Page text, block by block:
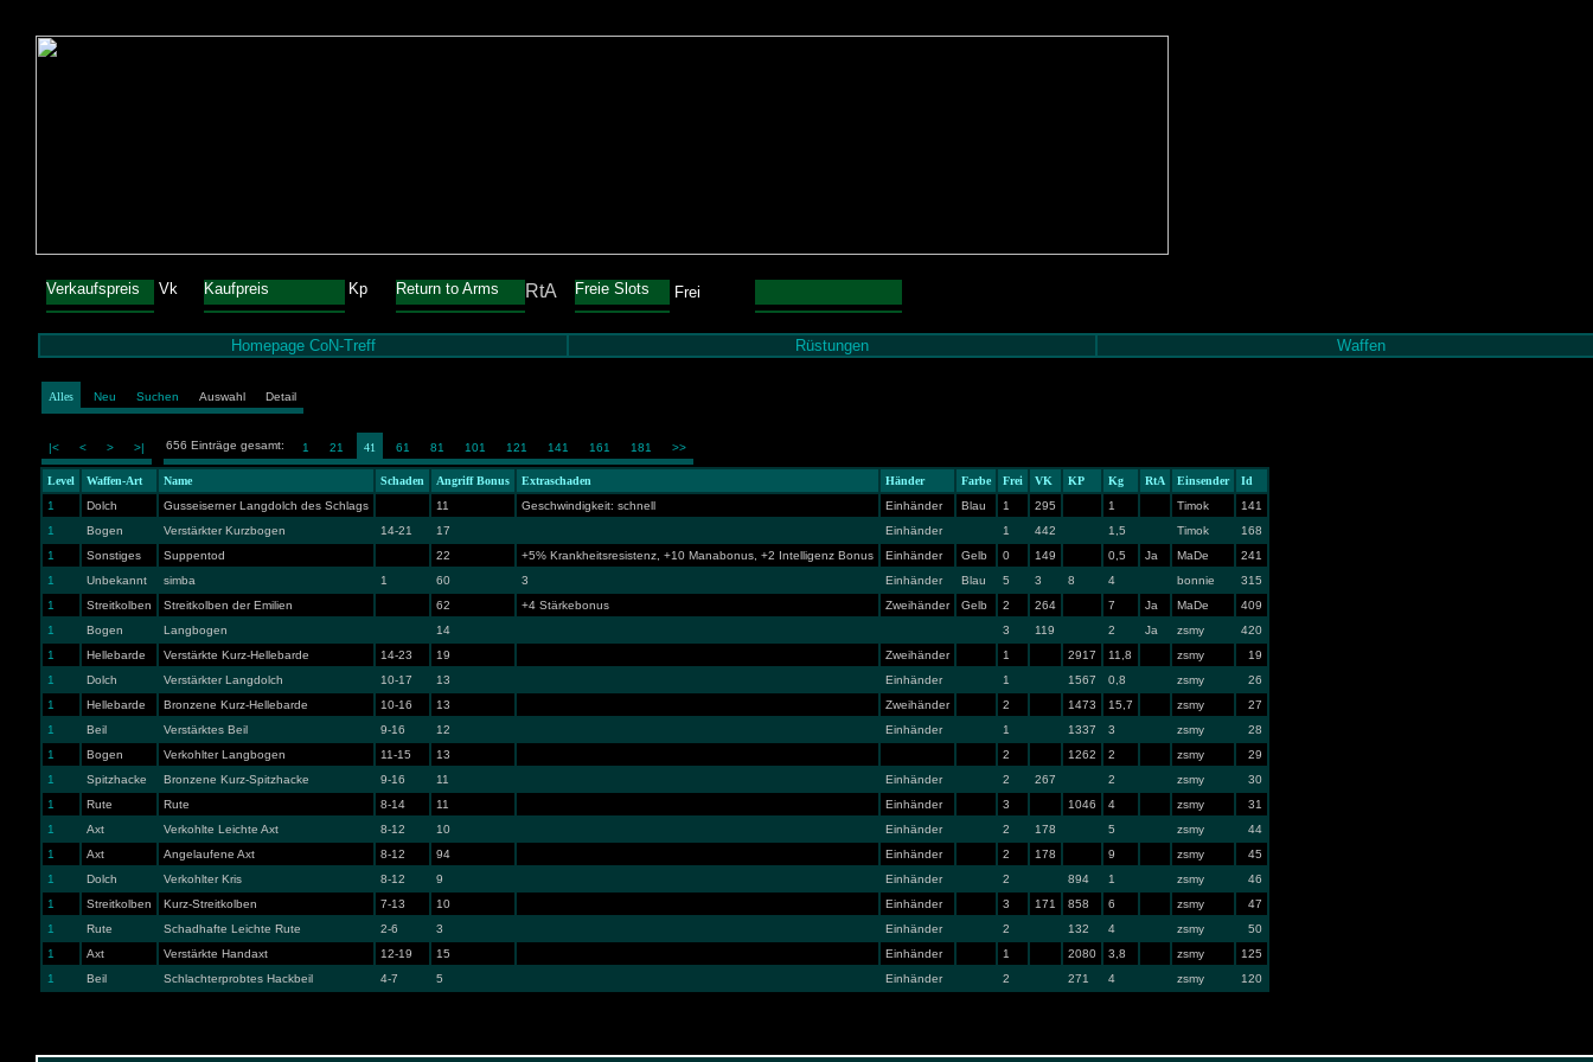
Verkaufspreis Vk Kaufpreis Kp Return to Arms RtA Freie Slots Frei
Homepage CoN-Treff Rüstungen Waffen
Alles Neu Suchen Auswahl Detail
|< < > >| 656 Einträge gesamt: 1 21 41 61 81 101 121 141 161 181 >>
Level Waffen-Art Name Schaden Angriff Bonus Extraschaden Händer Farbe Frei VK KP Kg RtA Einsender
Id
1
Dolch Gusseiserner Langdolch des Schlags 11 Geschwindigkeit: schnell Einhänder Blau 1 295 1 Timok
141
1
Bogen Verstärkter Kurzbogen 14-21 17 Einhänder 1 442 1,5 Timok
168
1
Sonstiges Suppentod 22 +5% Krankheitsresistenz, +10 Manabonus, +2 Intelligenz Bonus Einhänder Gelb 0 149 0,5 Ja MaDe
241
1
Unbekannt simba 1 60 3 Einhänder Blau 5 3 8 4 bonnie
315
1
Streitkolben Streitkolben der Emilien 62 +4 Stärkebonus Zweihänder Gelb 2 264 7 Ja MaDe
409
1
Bogen Langbogen 14 3 119 2 Ja zsmy
420
1
Hellebarde Verstärkte Kurz-Hellebarde 14-23 19 Zweihänder 1 2917 11,8 zsmy
19
1
Dolch Verstärkter Langdolch 10-17 13 Einhänder 1 1567 0,8 zsmy
26
1
Hellebarde Bronzene Kurz-Hellebarde 10-16 13 Zweihänder 2 1473 15,7 zsmy
27
1
Beil Verstärktes Beil 9-16 12 Einhänder 1 1337 3 zsmy
28
1
Bogen Verkohlter Langbogen 11-15 13 2 1262 2 zsmy
29
1
Spitzhacke Bronzene Kurz-Spitzhacke 9-16 11 Einhänder 2 267 2 zsmy
30
1
Rute Rute 8-14 11 Einhänder 3 1046 4 zsmy
31
1
Axt Verkohlte Leichte Axt 8-12 10 Einhänder 2 178 5 zsmy
44
1
Axt Angelaufene Axt 8-12 94 Einhänder 2 178 9 zsmy
45
1
Dolch Verkohlter Kris 8-12 9 Einhänder 2 894 1 zsmy
46
1
Streitkolben Kurz-Streitkolben 7-13 10 Einhänder 3 171 858 6 zsmy
47
1
Rute Schadhafte Leichte Rute 2-6 3 Einhänder 2 132 4 zsmy
50
1
Axt Verstärkte Handaxt 12-19 15 Einhänder 1 2080 3,8 zsmy
125
1
Beil Schlachterprobtes Hackbeil 4-7 5 Einhänder 2 271 4 zsmy 120